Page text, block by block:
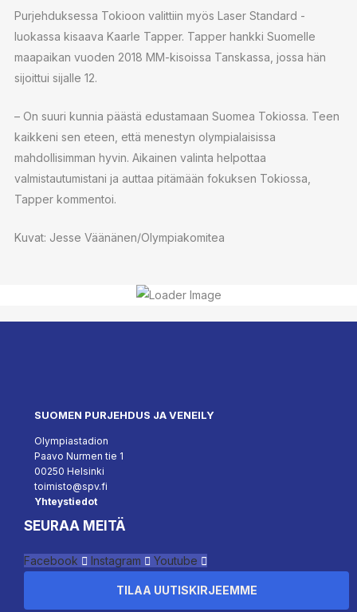
Purjehduksessa Tokioon valittiin myös Laser Standard -
luokassa kisaava Kaarle Tapper. Tapper hankki Suomelle
maapaikan vuoden 2018 MM-kisoissa Tanskassa, jossa hän
sijoittui sijalle 12.
– On suuri kunnia päästä edustamaan Suomea Tokiossa. Teen
kaikkeni sen eteen, että menestyn olympialaisissa
mahdollisimman hyvin. Aikainen valinta helpottaa
valmistautumistani ja auttaa pitämään fokuksen Tokiossa,
Tapper kommentoi.
Kuvat: Jesse Väänänen/Olympiakomitea
SUOMEN PURJEHDUS JA VENEILY
Olympiastadion
Paavo Nurmen tie 1
00250 Helsinki
toimisto@spv.fi
Yhteystiedot
SEURAA MEITÄ
Facebook Instagram Youtube
TILAA UUTISKIRJEEMME